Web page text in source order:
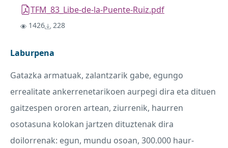
TFM_83_Libe-de-la-Puente-Ruiz.pdf
1426 228
Laburpena
Gatazka armatuak, zalantzarik gabe, egungo
errealitate ankerrenetarikoen aurpegi dira eta dituen
gaitzespen ororen artean, ziurrenik, haurren
osotasuna kolokan jartzen dituztenak dira
doilorrenak: egun, mundu osoan, 300.000 haur-